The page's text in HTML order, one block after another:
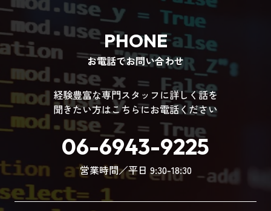
PHONE
お電話でお問い合わせ
経験豊富な専門スタッフに詳しく話を
聞きたい方はこちらにお電話ください
06-6943-9225
営業時間／平日 9:30-18:30